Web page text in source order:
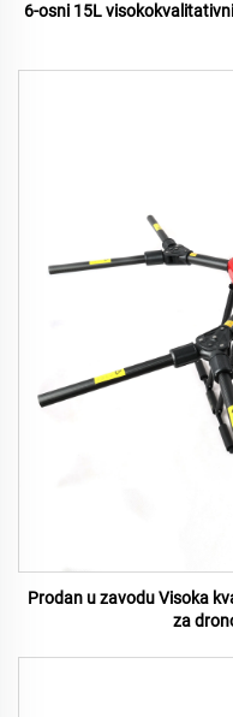
6-osni 15L
Prodan u zavodu Visoka
za